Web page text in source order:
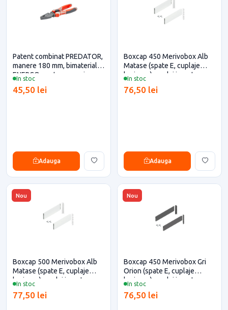
In stoc
Patent combinat PREDATOR,
manere 180 mm, bimaterial,
ENERGO pentru casa si
45,50 lei
Adauga
In stoc
Boxcap 450 Merivobox Alb
Matase (spate E, cuplaje
lonjeron), cuplaj inserta,
eficiente
76,50 lei
Adauga
Nou
In stoc
Boxcap 500 Merivobox Alb
Matase (spate E, cuplaje
lonjeron), cuplaj inserta,
eficiente
77,50 lei
Nou
In stoc
Boxcap 450 Merivobox Gri
Orion (spate E, cuplaje
lonjeron), cuplaj inserta,
eficiente
76,50 lei